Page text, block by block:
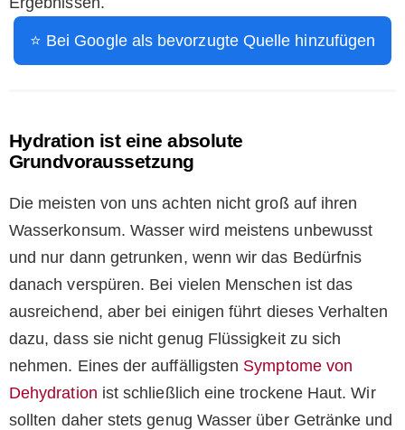
⭐ Bei Google als bevorzugte Quelle hinzufügen
Hydration ist eine absolute
Grundvoraussetzung
Die meisten von uns achten nicht groß auf ihren
Wasserkonsum. Wasser wird meistens unbewusst
und nur dann getrunken, wenn wir das Bedürfnis
danach verspüren. Bei vielen Menschen ist das
ausreichend, aber bei einigen führt dieses Verhalten
dazu, dass sie nicht genug Flüssigkeit zu sich
nehmen. Eines der auffälligsten Symptome von
Dehydration ist schließlich eine trockene Haut. Wir
sollten daher stets genug Wasser über Getränke und